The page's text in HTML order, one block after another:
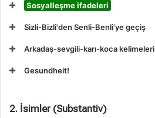
Sosyalleşme ifadeleri
Sizli-Bizli'den Senli-Benli'ye geçiş
Arkadaş-sevgili-karı-koca kelimeleri
Gesundheit!
2. İsimler (Substantiv)